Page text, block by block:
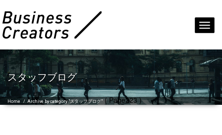
スタッフブログ
Home /Archive by category "スタッフブログ"( Page223 )